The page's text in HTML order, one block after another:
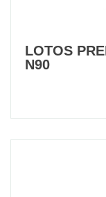
LOTOS
N90